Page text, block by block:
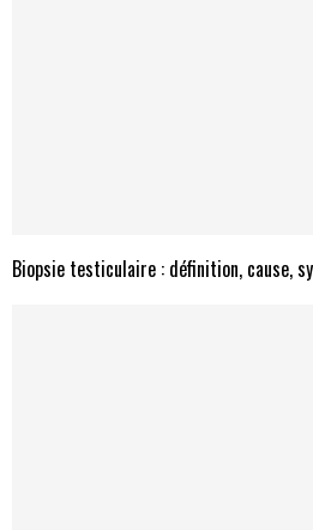
Biopsie testiculaire : définition, cause,